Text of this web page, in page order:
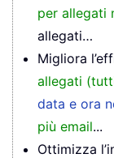
per allegati
allegati…
Migliora
allegati
data e ora
più email...
Ottimizza